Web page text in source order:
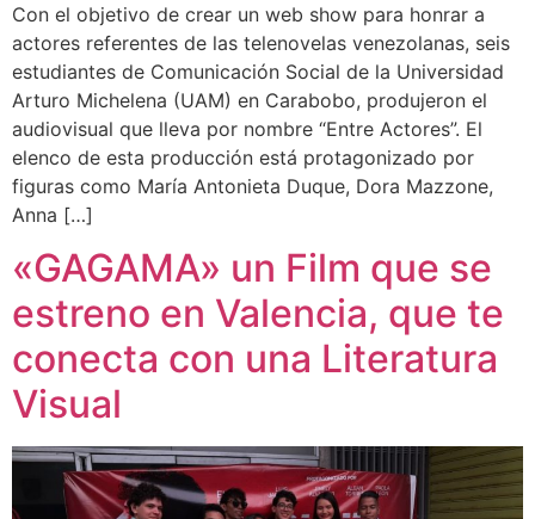
Con el objetivo de crear un web show para honrar a
actores referentes de las telenovelas venezolanas, seis
estudiantes de Comunicación Social de la Universidad
Arturo Michelena (UAM) en Carabobo, produjeron el
audiovisual que lleva por nombre “Entre Actores”. El
elenco de esta producción está protagonizado por
figuras como María Antonieta Duque, Dora Mazzone,
Anna […]
«GAGAMA» un Film que se
estreno en Valencia, que te
conecta con una Literatura
Visual